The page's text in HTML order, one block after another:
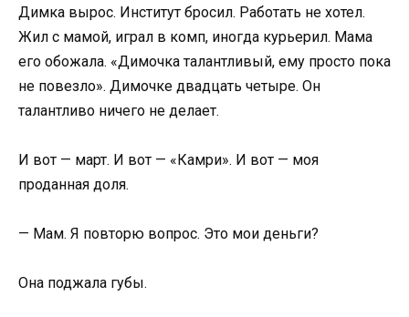
Димка вырос. Институт бросил. Работать не хотел.
Жил с мамой, играл в комп, иногда курьерил. Мама
его обожала. «Димочка талантливый, ему просто пока
не повезло». Димочке двадцать четыре. Он
талантливо ничего не делает.
И вот — март. И вот — «Камри». И вот — моя
проданная доля.
— Мам. Я повторю вопрос. Это мои деньги?
Она поджала губы.